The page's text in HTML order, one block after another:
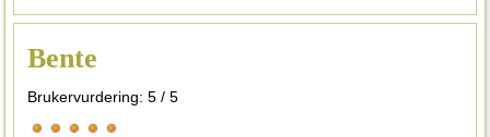
Bente
Brukervurdering:5 /5